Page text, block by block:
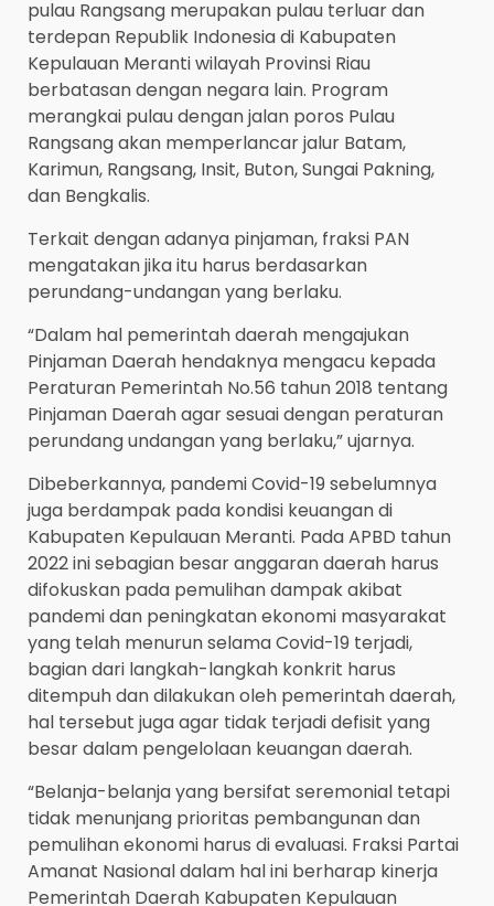
pulau Rangsang merupakan pulau terluar dan
terdepan Republik Indonesia di Kabupaten
Kepulauan Meranti wilayah Provinsi Riau
berbatasan dengan negara lain. Program
merangkai pulau dengan jalan poros Pulau
Rangsang akan memperlancar jalur Batam,
Karimun, Rangsang, Insit, Buton, Sungai Pakning,
dan Bengkalis.
Terkait dengan adanya pinjaman, fraksi PAN
mengatakan jika itu harus berdasarkan
perundang-undangan yang berlaku.
“Dalam hal pemerintah daerah mengajukan
Pinjaman Daerah hendaknya mengacu kepada
Peraturan Pemerintah No.56 tahun 2018 tentang
Pinjaman Daerah agar sesuai dengan peraturan
perundang undangan yang berlaku,” ujarnya.
Dibeberkannya, pandemi Covid-19 sebelumnya
juga berdampak pada kondisi keuangan di
Kabupaten Kepulauan Meranti. Pada APBD tahun
2022 ini sebagian besar anggaran daerah harus
difokuskan pada pemulihan dampak akibat
pandemi dan peningkatan ekonomi masyarakat
yang telah menurun selama Covid-19 terjadi,
bagian dari langkah-langkah konkrit harus
ditempuh dan dilakukan oleh pemerintah daerah,
hal tersebut juga agar tidak terjadi defisit yang
besar dalam pengelolaan keuangan daerah.
“Belanja-belanja yang bersifat seremonial tetapi
tidak menunjang prioritas pembangunan dan
pemulihan ekonomi harus di evaluasi. Fraksi Partai
Amanat Nasional dalam hal ini berharap kinerja
Pemerintah Daerah Kabupaten Kepulauan